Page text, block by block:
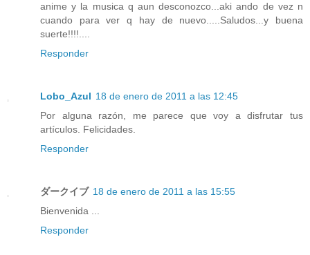
anime y la musica q aun desconozco...aki ando de vez n
cuando para ver q hay de nuevo.....Saludos...y buena
suerte!!!!....
Responder
Lobo_Azul 18 de enero de 2011 a las 12:45
Por alguna razón, me parece que voy a disfrutar tus
artículos. Felicidades.
Responder
ダークイブ 18 de enero de 2011 a las 15:55
Bienvenida ...
Responder